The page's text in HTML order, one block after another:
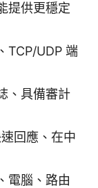
提供更穩定
TCP/UDP 端
、具備審計
回應、在中
電腦、路由